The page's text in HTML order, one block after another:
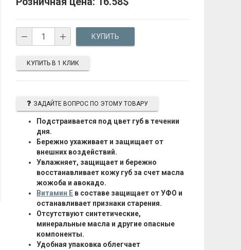
КУПИТЬ В 1 КЛИК
ЗАДАЙТЕ ВОПРОС ПО ЭТОМУ ТОВАРУ
Подстраивается под цвет губ в течении
дня.
Бережно ухаживает и защищает от
внешних воздействий.
Увлажняет, защищает и бережно
восстанавливает кожу губ за счет масла
жожоба и авокадо.
Витамин Е в составе защищает от УФО и
останавливает признаки старения.
Отсутствуют синтетические,
минеральные масла и другие опасные
компоненты.
Удобная упаковка облегчает